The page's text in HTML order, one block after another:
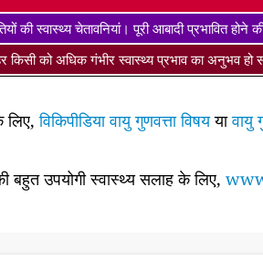
की स्वास्थ्य चेतावनियां। पूरी आबादी प्रभावित होने
किसी को अधिक गंभीर स्वास्थ्य प्रभाव का अनुभव हो
लिए,विकिपीडिया वायु गुणवत्ता विषययावायु
बहुत उपयोगी स्वास्थ्य सलाह के लिए,